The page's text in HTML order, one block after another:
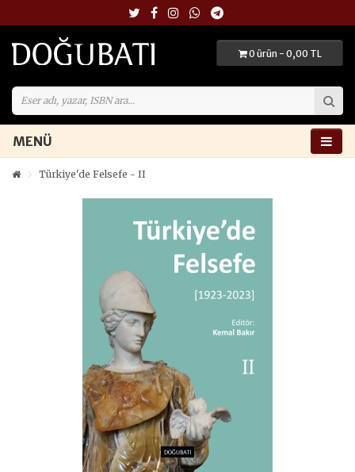
0 ürün - 0,00 TL
MENÜ
Türkiye'de Felsefe - II